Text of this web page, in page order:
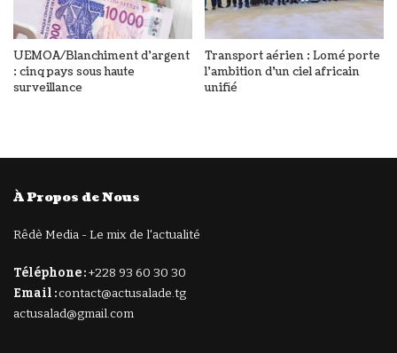
UEMOA/Blanchiment d’argent
: cinq pays sous haute
surveillance
Transport aérien : Lomé porte
l’ambition d’un ciel africain
unifié
À Propos de Nous
Rêdè Media - Le mix de l'actualité
Téléphone :+228 93 60 30 30
Email :contact@actusalade.tg
actusalad@gmail.com